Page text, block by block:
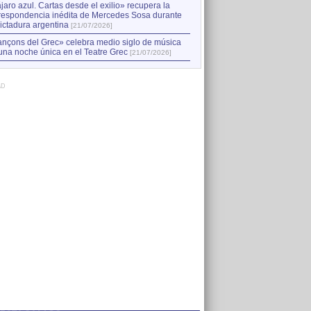
azul. Cartas desde el exilio» recupera la
inédita de Mercedes Sosa durante
argentina [21/07/2026]
del Grec» celebra medio siglo de música
noche única en el Teatre Grec [21/07/2026]